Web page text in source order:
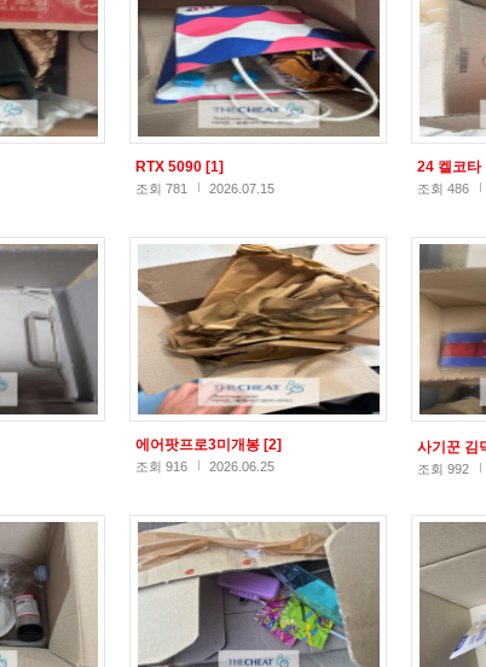
RTX 5090 [1]
조회 781 2026.07.15
24 켈코타
조회 486
에어팟프로3미개봉 [2]
조회 916 2026.06.25
사기꾼 김
조회 992